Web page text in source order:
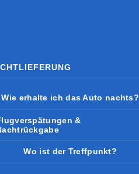
Wie erhalte ich das Auto nachts?
&
Wo ist der Treffpunkt?